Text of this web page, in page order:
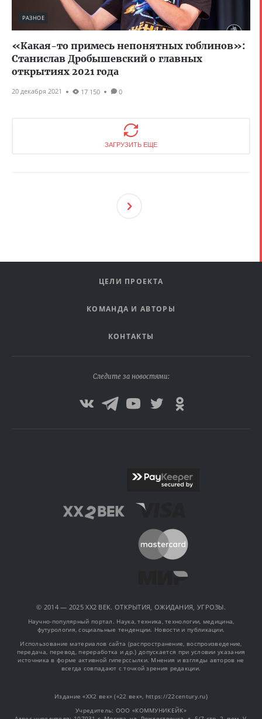
РАЗНОЕ
«Какая-то примесь непонятных гоблинов»:
Станислав Дробышевский о главных
открытиях 2021 года
20 декабря 2021 17 150 0
ЗАГРУЗИТЬ ЕЩЕ
Ующ
ЦЕЛИ ПРОЕКТА
КОМАНДА И АВТОРЫ
КОНТАКТЫ
Следите за новостями:
© 2014 — 2025 XX2 ВЕК. ОТКРЫТИЯ, ОЖИДАНИЯ, УГРОЗЫ.
Научно-популярный портал. Наука, техника, технологии, медицина,
футурология, социальные тенденции. Новости и публикации.
Использование материалов сайта (распространение, воспроизведение,
передача, перевод, переработка и др.) допускается при условии указания
источника в форме активной гиперссылки. Мнения и взгляды авторов не
всегда совпадают с точкой зрения редакции.
Издание «XX2 век» («22 век», https://22century.ru)
Учредитель: OOO «КОММУНИКЕЙК»